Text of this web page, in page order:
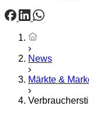
Startseite
News
Märkte &